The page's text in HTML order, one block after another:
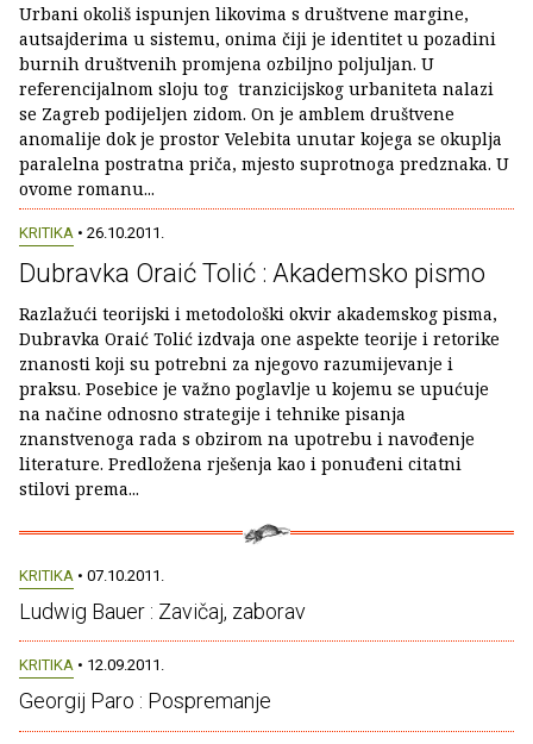
Urbani okoliš ispunjen likovima s društvene margine,
autsajderima u sistemu, onima čiji je identitet u pozadini
burnih društvenih promjena ozbiljno poljuljan. U
referencijalnom sloju tog tranzicijskog urbaniteta nalazi
se Zagreb podijeljen zidom. On je amblem društvene
anomalije dok je prostor Velebita unutar kojega se okuplja
paralelna postratna priča, mjesto suprotnoga predznaka. U
ovome romanu...
KRITIKA • 26.10.2011.
Dubravka Oraić Tolić : Akademsko pismo
Razlažući teorijski i metodološki okvir akademskog pisma,
Dubravka Oraić Tolić izdvaja one aspekte teorije i retorike
znanosti koji su potrebni za njegovo razumijevanje i
praksu. Posebice je važno poglavlje u kojemu se upućuje
na načine odnosno strategije i tehnike pisanja
znanstvenoga rada s obzirom na upotrebu i navođenje
literature. Predložena rješenja kao i ponuđeni citatni
stilovi prema...
KRITIKA • 07.10.2011.
Ludwig Bauer : Zavičaj, zaborav
KRITIKA • 12.09.2011.
Georgij Paro : Pospremanje